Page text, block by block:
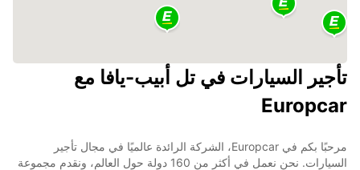
تأجير السيارات في تل أبيب-يافا مع
Europcar
مرحبًا بكم في Europcar، الشركة الرائدة عالميًا في مجال تأجير
السيارات. نحن نعمل في أكثر من 160 دولة حول العالم، ونقدم مجموعة